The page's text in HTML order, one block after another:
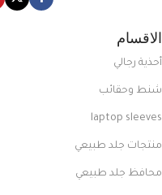
الاقسام
أحذية رجالي
شنط وحقائب
laptop sleeves
منتجات جلد طبيعي
محافظ جلد طبيعي